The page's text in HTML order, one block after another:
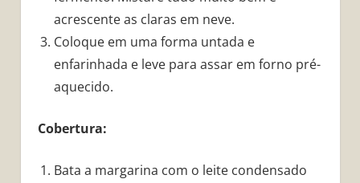
acrescente as claras em neve.
Coloque em uma forma untada e
enfarinhada e leve para assar em forno pré-
aquecido.
Cobertura:
Bata a margarina com o leite condensado